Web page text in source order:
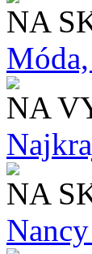
NA
NA
NA